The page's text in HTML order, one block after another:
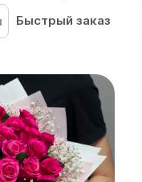
Быстрый заказ